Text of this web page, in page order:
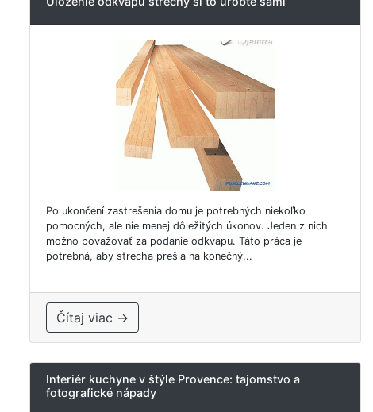
Po ukončení zastrešenia domu je potrebných niekoľko
pomocných, ale nie menej dôležitých úkonov. Jeden z nich
možno považovať za podanie odkvapu. Táto práca je
potrebná, aby strecha prešla na konečný...
Čítaj viac →
Interiér kuchyne v štýle Provence: tajomstvo a
fotografické nápady